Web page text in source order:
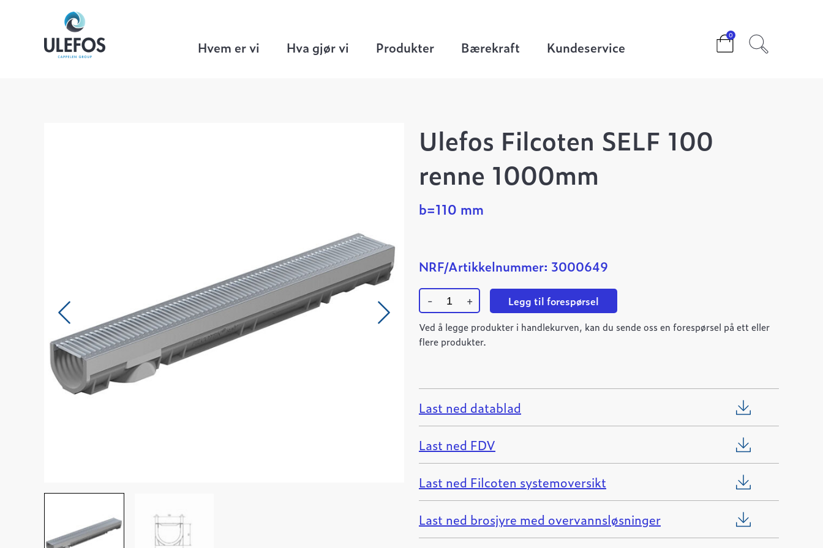
0
Hvem er vi Hva gjør vi Produkter Bærekraft Kundeservice
Ulefos>
Ulefos Filcoten SELF 100 renne 1000mm
Ulefos Filcoten SELF 100
renne 1000mm
b=110 mm
NRF/Artikkelnummer: 3000649
-
Ulefos
Filcoten
SELF
100
+ Legg til forespørsel
Ved å legge produkter i handlekurven, kan du sende oss en forespørsel på ett eller
flere produkter.
Last ned datablad
Last ned FDV
Last ned Filcoten systemoversikt
Last ned brosjyre med overvannsløsninger